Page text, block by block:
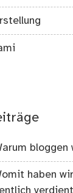
bloggen
haben